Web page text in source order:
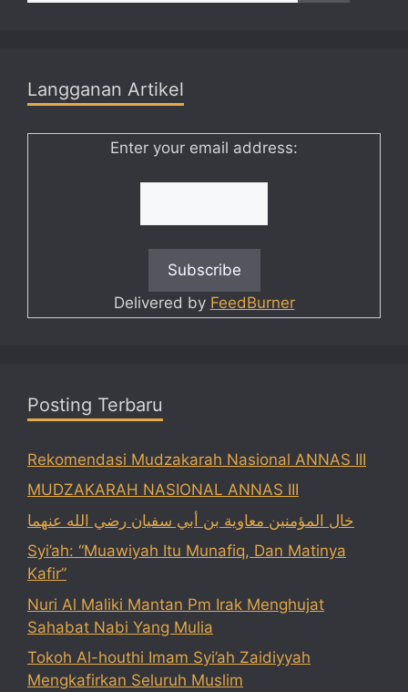
Langganan Artikel
Enter your email address:
Delivered by FeedBurner
Posting Terbaru
Rekomendasi Mudzakarah Nasional ANNAS III
MUDZAKARAH NASIONAL ANNAS III
خال المؤمنين معاوية بن أبي سفيان رضي الله عنهما
Syi’ah: “Muawiyah Itu Munafiq, Dan Matinya
Kafir”
Nuri Al Maliki Mantan Pm Irak Menghujat
Sahabat Nabi Yang Mulia
Tokoh Al-houthi Imam Syi’ah Zaidiyyah
Mengkafirkan Seluruh Muslim